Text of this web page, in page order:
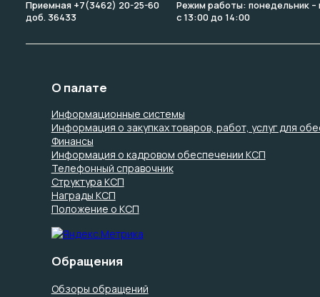
Приемная +7(3462) 20-25-60
доб. 36433
Режим работы: понедельник
с 13:00 до 14:00
О палате
Информационные системы
Информация о закупках товаров, работ, услуг для
Финансы
Информация о кадровом обеспечении КСП
Телефонный справочник
Структура КСП
Награды КСП
Положение о КСП
Обращения
Обзоры обращений